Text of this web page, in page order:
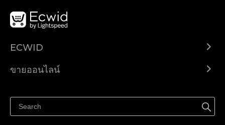
ECWID
ราคา
ขายออนไลน์
ขายบนเฟสบุ๊ค